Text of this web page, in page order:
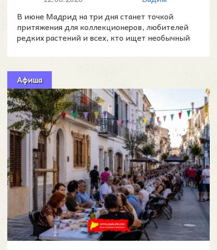
Розаледе Парк...
В июне Мадрид на три дня станет точкой
притяжения для коллекционеров, любителей
редких растений и всех, кто ищет необычный
Афиша